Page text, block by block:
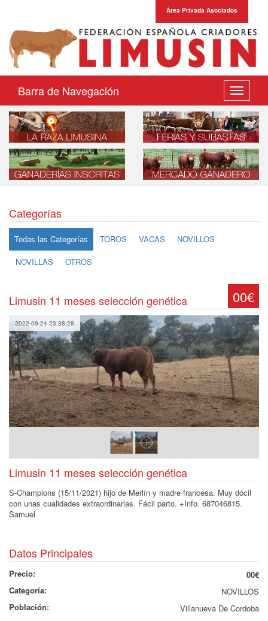
Área Privada Asociados
Barra de Navegación
Categorías
Todas las Categorías TOROS VACAS
NOVILLOS
NOVILLAS
OTROS
Limusin 11 meses selección genética 00€
2022-09-24 23:38:28
Limusin 11 meses selección genética
S-Champions (15/11/2021) hijo de Merlín y madre francesa. Muy dócil
con unas cualidades extraordinarias. Fácil parto. +Info. 687046815.
Samuel
Datos Principales
Precio:
00€
Categoría:
NOVILLOS
Población:
Villanueva De Cordoba